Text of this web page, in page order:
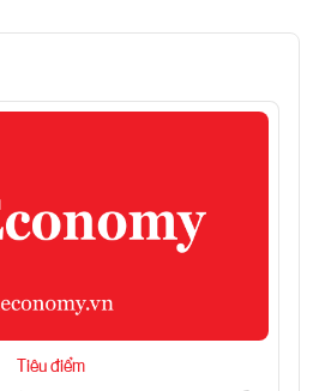
Trung: Sau Hội nghị